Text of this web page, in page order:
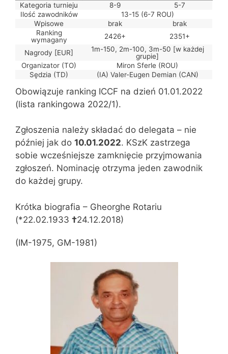
Kategoria turnieju
8-9
5-7
Ilość zawodników
13-15 (6-7 ROU)
Wpisowe
brak
brak
Ranking
wymagany
2426+
2351+
Nagrody [EUR]
1m-150, 2m-100, 3m-50 [w każdej
grupie]
Organizator (TO)
Miron Sferle (ROU)
Sędzia (TD)
(IA) Valer-Eugen Demian (CAN)
Obowiązuje ranking ICCF na dzień 01.01.2022
(lista rankingowa 2022/1).
Zgłoszenia należy składać do delegata – nie
później jak do 10.01.2022. KSzK zastrzega
sobie wcześniejsze zamknięcie przyjmowania
zgłoszeń. Nominację otrzyma jeden zawodnik
do każdej grupy.
Krótka biografia – Gheorghe Rotariu
(*22.02.1933 †24.12.2018)
(IM-1975, GM-1981)